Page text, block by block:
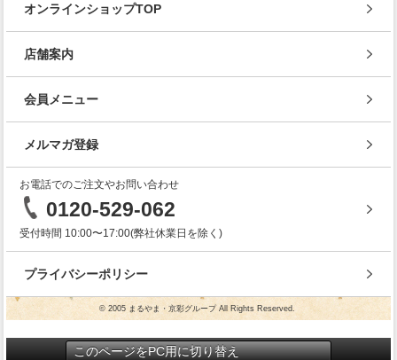
オンラインショップTOP
店舗案内
会員メニュー
メルマガ登録
お電話でのご注文やお問い合わせ
0120-529-062
受付時間 10:00〜17:00(弊社休業日を除く)
プライバシーポリシー
© 2005 まるやま・京彩グループ All Rights Reserved.
このページをPC用に切り替え